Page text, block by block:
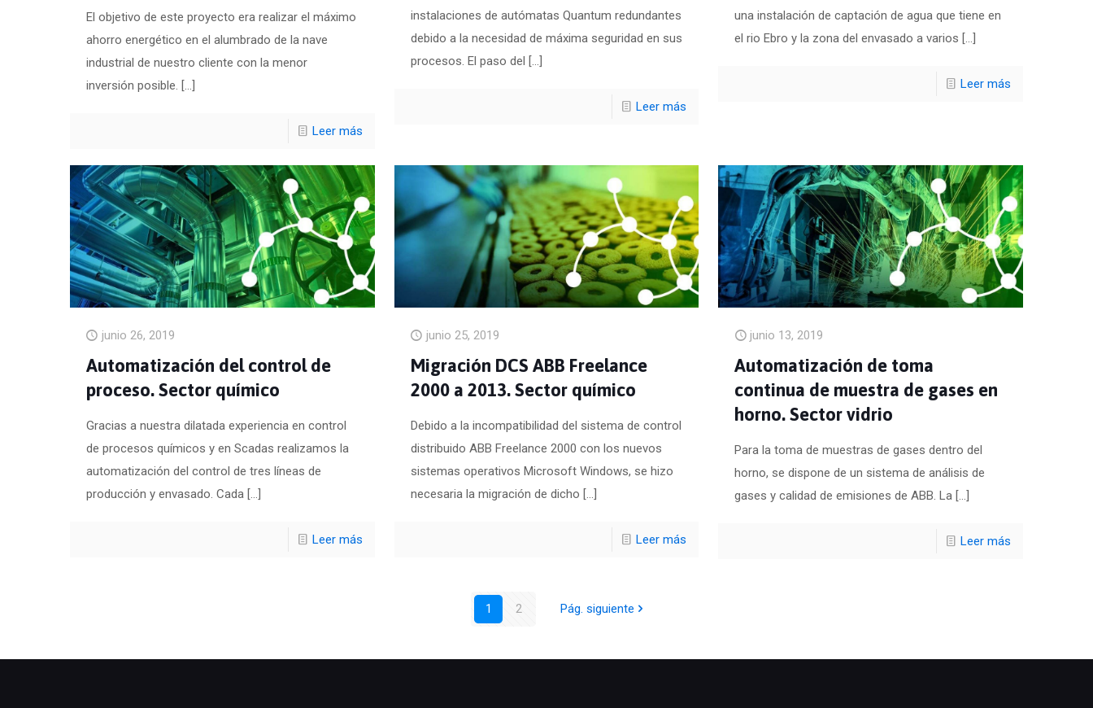
El objetivo de este proyecto era realizar el máximo
ahorro energético en el alumbrado de la nave
industrial de nuestro cliente con la menor
inversión posible. […]
Leer más
instalaciones de autómatas Quantum redundantes
debido a la necesidad de máxima seguridad en sus
procesos. El paso del […]
Leer más
una instalación de captación de agua que tiene en
el rio Ebro y la zona del envasado a varios […]
Leer más
junio 26, 2019
Automatización del control de
proceso. Sector químico
Gracias a nuestra dilatada experiencia en control
de procesos químicos y en Scadas realizamos la
automatización del control de tres líneas de
producción y envasado. Cada[…]
Leer más
junio 25, 2019
Migración DCS ABB Freelance
2000 a 2013. Sector químico
Debido a la incompatibilidad del sistema de control
distribuido ABB Freelance 2000 con los nuevos
sistemas operativos Microsoft Windows, se hizo
necesaria la migración de dicho […]
Leer más
junio 13, 2019
Automatización de toma
continua de muestra de gases en
horno. Sector vidrio
Para la toma de muestras de gases dentro del
horno, se dispone de un sistema de análisis de
gases y calidad de emisiones de ABB. La […]
Leer más
1 2 Pág. siguiente